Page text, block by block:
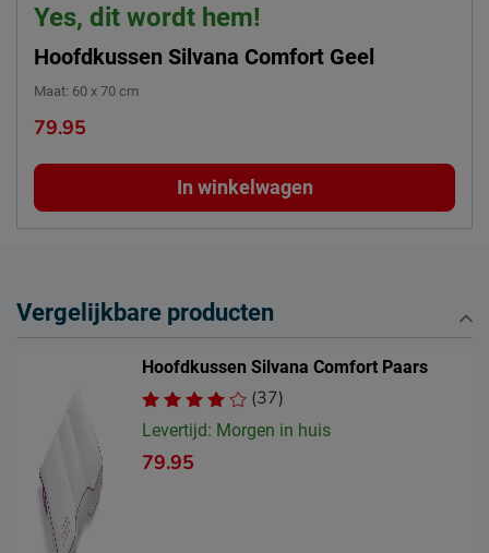
Yes, dit wordt hem!
Hoofdkussen Silvana Comfort Geel
Maat: 60 x 70 cm
79.95
In winkelwagen
Vergelijkbare producten
Hoofdkussen Silvana Comfort Paars
(37)
Levertijd: Morgen in huis
79.95